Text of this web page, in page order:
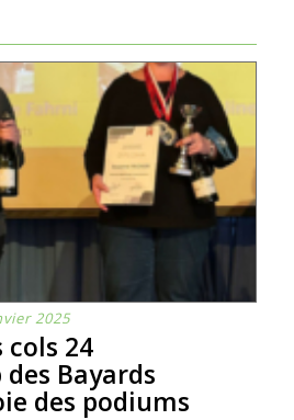
2025
cols 24
Bayards
des podiums